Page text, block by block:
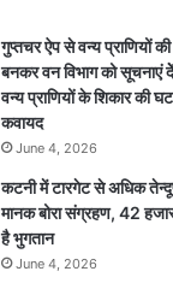
गुप्तचर ऐप से वन्य प्राणियों
बनकर वन विभाग को सूचनाएं
वन्य प्राणियों के शिकार की
कवायद
June 4, 2026
कटनी में टारगेट से अधिक
मानक बोरा संग्रहण, 42
है भुगतान
June 4, 2026